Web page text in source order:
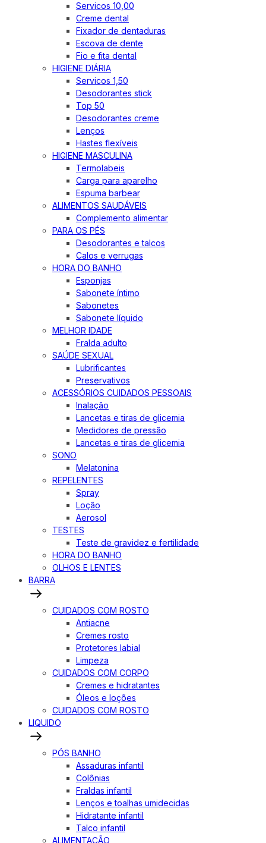
Servicos 10,00
Creme dental
Fixador de dentaduras
Escova de dente
Fio e fita dental
HIGIENE DIÁRIA
Servicos 1,50
Desodorantes stick
Top 50
Desodorantes creme
Lenços
Hastes flexíveis
HIGIENE MASCULINA
Termolabeis
Carga para aparelho
Espuma barbear
ALIMENTOS SAUDÁVEIS
Complemento alimentar
PARA OS PÉS
Desodorantes e talcos
Calos e verrugas
HORA DO BANHO
Esponjas
Sabonete íntimo
Sabonetes
Sabonete líquido
MELHOR IDADE
Fralda adulto
SAÚDE SEXUAL
Lubrificantes
Preservativos
ACESSÓRIOS CUIDADOS PESSOAIS
Inalação
Lancetas e tiras de glicemia
Medidores de pressão
Lancetas e tiras de glicemia
SONO
Melatonina
REPELENTES
Spray
Loção
Aerosol
TESTES
Teste de gravidez e fertilidade
HORA DO BANHO
OLHOS E LENTES
BARRA
CUIDADOS COM ROSTO
Antiacne
Cremes rosto
Protetores labial
Limpeza
CUIDADOS COM CORPO
Cremes e hidratantes
Óleos e loções
CUIDADOS COM ROSTO
LIQUIDO
PÓS BANHO
Assaduras infantil
Colônias
Fraldas infantil
Lenços e toalhas umidecidas
Hidratante infantil
Talco infantil
ALIMENTAÇÃO